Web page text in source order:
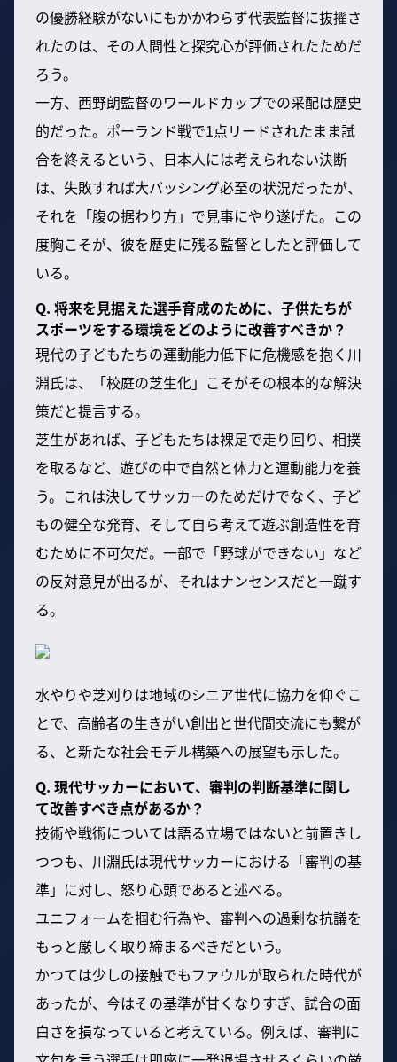
の優勝経験がないにもかかわらず代表監督に抜擢さ
れたのは、その人間性と探究心が評価されたためだ
ろう。
一方、西野朗監督のワールドカップでの采配は歴史
的だった。ポーランド戦で1点リードされたまま試
合を終えるという、日本人には考えられない決断
は、失敗すれば大バッシング必至の状況だったが、
それを「腹の据わり方」で見事にやり遂げた。この
度胸こそが、彼を歴史に残る監督としたと評価して
いる。
Q. 将来を見据えた選手育成のために、子供たちが
スポーツをする環境をどのように改善すべきか？
現代の子どもたちの運動能力低下に危機感を抱く川
淵氏は、「校庭の芝生化」こそがその根本的な解決
策だと提言する。
芝生があれば、子どもたちは裸足で走り回り、相撲
を取るなど、遊びの中で自然と体力と運動能力を養
う。これは決してサッカーのためだけでなく、子ど
もの健全な発育、そして自ら考えて遊ぶ創造性を育
むために不可欠だ。一部で「野球ができない」など
の反対意見が出るが、それはナンセンスだと一蹴す
る。
水やりや芝刈りは地域のシニア世代に協力を仰ぐこ
とで、高齢者の生きがい創出と世代間交流にも繋が
る、と新たな社会モデル構築への展望も示した。
Q. 現代サッカーにおいて、審判の判断基準に関し
て改善すべき点があるか？
技術や戦術については語る立場ではないと前置きし
つつも、川淵氏は現代サッカーにおける「審判の基
準」に対し、怒り心頭であると述べる。
ユニフォームを掴む行為や、審判への過剰な抗議を
もっと厳しく取り締まるべきだという。
かつては少しの接触でもファウルが取られた時代が
あったが、今はその基準が甘くなりすぎ、試合の面
白さを損なっていると考えている。例えば、審判に